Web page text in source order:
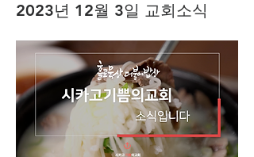
2023년 12월 3일 교회소식